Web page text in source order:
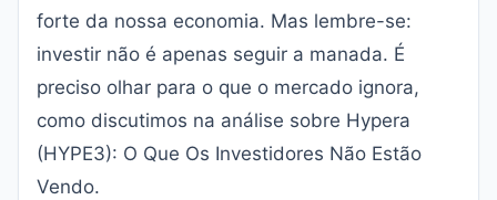
forte da nossa economia. Mas lembre-se:
investir não é apenas seguir a manada. É
preciso olhar para o que o mercado ignora,
como discutimos na análise sobre Hypera
(HYPE3): O Que Os Investidores Não Estão
Vendo.